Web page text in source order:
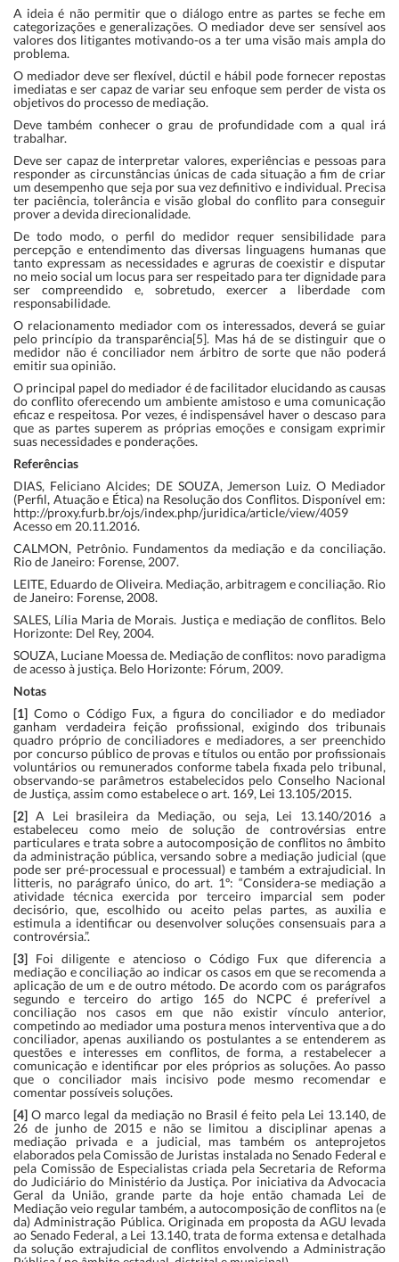
A ideia é não permitir que o diálogo entre as partes se feche em
categorizações e generalizações. O mediador deve ser sensível aos
valores dos litigantes motivando-os a ter uma visão mais ampla do
problema.
O mediador deve ser flexível, dúctil e hábil pode fornecer repostas
imediatas e ser capaz de variar seu enfoque sem perder de vista os
objetivos do processo de mediação.
Deve também conhecer o grau de profundidade com a qual irá
trabalhar.
Deve ser capaz de interpretar valores, experiências e pessoas para
responder as circunstâncias únicas de cada situação a fim de criar
um desempenho que seja por sua vez definitivo e individual. Precisa
ter paciência, tolerância e visão global do conflito para conseguir
prover a devida direcionalidade.
De todo modo, o perfil do medidor requer sensibilidade para
percepção e entendimento das diversas linguagens humanas que
tanto expressam as necessidades e agruras de coexistir e disputar
no meio social um locus para ser respeitado para ter dignidade para
ser compreendido e, sobretudo, exercer a liberdade com
responsabilidade.
O relacionamento mediador com os interessados, deverá se guiar
pelo princípio da transparência[5]. Mas há de se distinguir que o
medidor não é conciliador nem árbitro de sorte que não poderá
emitir sua opinião.
O principal papel do mediador é de facilitador elucidando as causas
do conflito oferecendo um ambiente amistoso e uma comunicação
eficaz e respeitosa. Por vezes, é indispensável haver o descaso para
que as partes superem as próprias emoções e consigam exprimir
suas necessidades e ponderações.
Referências
DIAS, Feliciano Alcides; DE SOUZA, Jemerson Luiz. O Mediador
(Perfil, Atuação e Ética) na Resolução dos Conflitos. Disponível em:
http://proxy.furb.br/ojs/index.php/juridica/article/view/4059
Acesso em 20.11.2016.
CALMON, Petrônio. Fundamentos da mediação e da conciliação.
Rio de Janeiro: Forense, 2007.
LEITE, Eduardo de Oliveira. Mediação, arbitragem e conciliação. Rio
de Janeiro: Forense, 2008.
SALES, Lília Maria de Morais. Justiça e mediação de conflitos. Belo
Horizonte: Del Rey, 2004.
SOUZA, Luciane Moessa de. Mediação de conflitos: novo paradigma
de acesso à justiça. Belo Horizonte: Fórum, 2009.
Notas
[1] Como o Código Fux, a figura do conciliador e do mediador
ganham verdadeira feição profissional, exigindo dos tribunais
quadro próprio de conciliadores e mediadores, a ser preenchido
por concurso público de provas e títulos ou então por profissionais
voluntários ou remunerados conforme tabela fixada pelo tribunal,
observando-se parâmetros estabelecidos pelo Conselho Nacional
de Justiça, assim como estabelece o art. 169, Lei 13.105/2015.
[2] A Lei brasileira da Mediação, ou seja, Lei 13.140/2016 a
estabeleceu como meio de solução de controvérsias entre
particulares e trata sobre a autocomposição de conflitos no âmbito
da administração pública, versando sobre a mediação judicial (que
pode ser pré-processual e processual) e também a extrajudicial. In
litteris, no parágrafo único, do art. 1º: “Considera-se mediação a
atividade técnica exercida por terceiro imparcial sem poder
decisório, que, escolhido ou aceito pelas partes, as auxilia e
estimula a identificar ou desenvolver soluções consensuais para a
controvérsia.”.
[3] Foi diligente e atencioso o Código Fux que diferencia a
mediação e conciliação ao indicar os casos em que se recomenda a
aplicação de um e de outro método. De acordo com os parágrafos
segundo e terceiro do artigo 165 do NCPC é preferível a
conciliação nos casos em que não existir vínculo anterior,
competindo ao mediador uma postura menos interventiva que a do
conciliador, apenas auxiliando os postulantes a se entenderem as
questões e interesses em conflitos, de forma, a restabelecer a
comunicação e identificar por eles próprios as soluções. Ao passo
que o conciliador mais incisivo pode mesmo recomendar e
comentar possíveis soluções.
[4] O marco legal da mediação no Brasil é feito pela Lei 13.140, de
26 de junho de 2015 e não se limitou a disciplinar apenas a
mediação privada e a judicial, mas também os anteprojetos
elaborados pela Comissão de Juristas instalada no Senado Federal e
pela Comissão de Especialistas criada pela Secretaria de Reforma
do Judiciário do Ministério da Justiça. Por iniciativa da Advocacia
Geral da União, grande parte da hoje então chamada Lei de
Mediação veio regular também, a autocomposição de conflitos na (e
da) Administração Pública. Originada em proposta da AGU levada
ao Senado Federal, a Lei 13.140, trata de forma extensa e detalhada
da solução extrajudicial de conflitos envolvendo a Administração